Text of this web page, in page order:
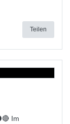
Teilen
Im